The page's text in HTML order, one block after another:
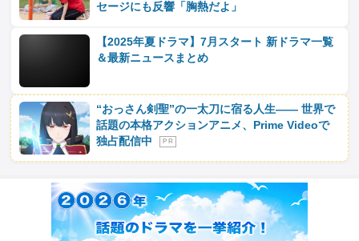
セージにも反響「胸熱だよ」
【2025年夏ドラマ】7月スタート 新ドラマ一覧
＆最新ニュースまとめ
“おっさん剣聖”の一太刀に宿る人生―― 世界で
話題の本格アクションアニメ、Prime Videoで
独占配信中
P R